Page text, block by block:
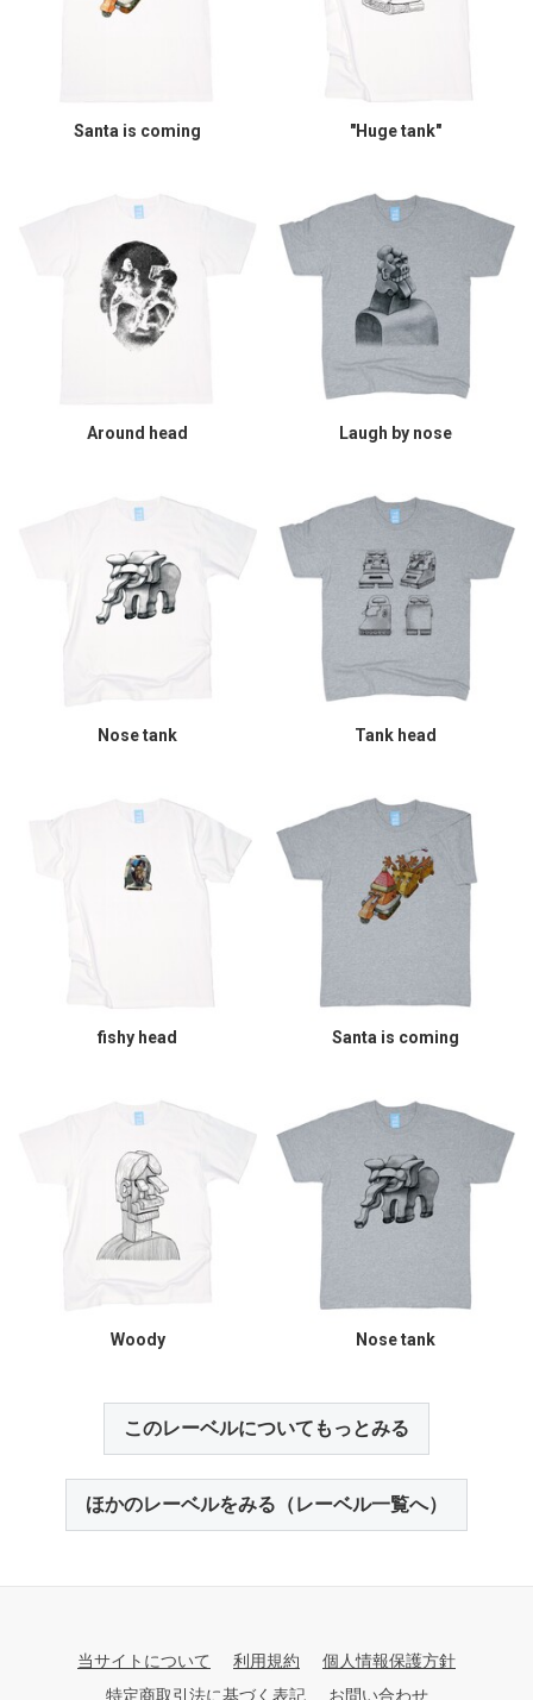
Santa is coming "Huge tank"
Around head Laugh by nose
Nose tank Tank head
fishy head Santa is coming
Woody Nose tank
このレーベルについてもっとみる
ほかのレーベルをみる（レーベル一覧へ）
当サイトについて 利用規約
個人情報保護方針
特定商取引法に基づく表記
お問い合わせ